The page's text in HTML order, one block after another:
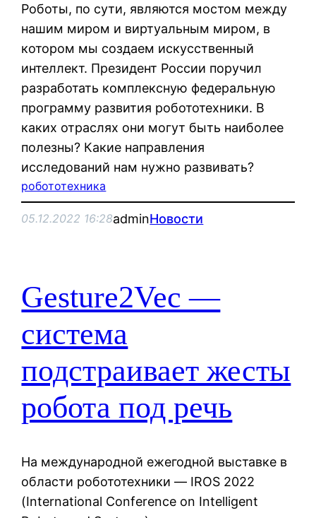
Роботы, по сути, являются мостом между
нашим миром и виртуальным миром, в
котором мы создаем искусственный
интеллект. Президент России поручил
разработать комплексную федеральную
программу развития робототехники. В
каких отраслях они могут быть наиболее
полезны? Какие направления
исследований нам нужно развивать?
робототехника
05.12.2022 16:28adminНовости
Gesture2Vec —
система
подстраивает жесты
робота под речь
На международной ежегодной выставке в
области робототехники — IROS 2022
(International Conference on Intelligent